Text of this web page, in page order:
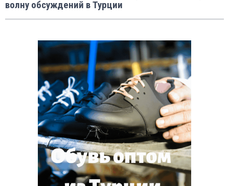
волну обсуждений в Турции